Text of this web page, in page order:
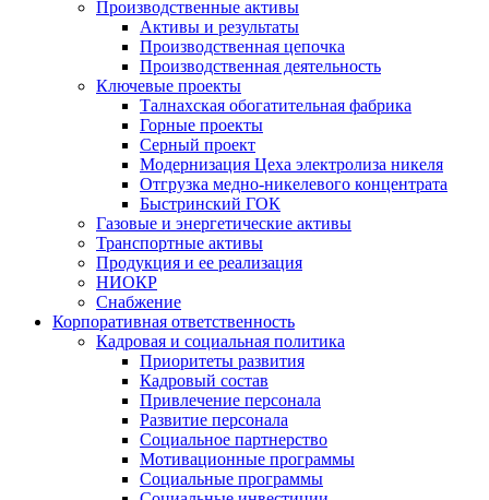
Производственные активы
Активы и результаты
Производственная цепочка
Производственная деятельность
Ключевые проекты
Талнахская обогатительная фабрика
Горные проекты
Серный проект
Модернизация Цеха электролиза никеля
Отгрузка медно-никелевого концентрата
Быстринский ГОК
Газовые и энергетические активы
Транспортные активы
Продукция и ее реализация
НИОКР
Снабжение
Корпоративная ответственность
Кадровая и социальная политика
Приоритеты развития
Кадровый состав
Привлечение персонала
Развитие персонала
Социальное партнерство
Мотивационные программы
Социальные программы